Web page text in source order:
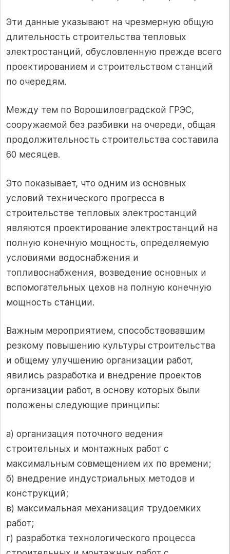
Эти данные указывают на чрезмерную общую
длительность строительства тепловых
электростанций, обусловленную прежде всего
проектированием и строительством станций
по очередям.
Между тем по Ворошиловградской ГРЭС,
сооружаемой без разбивки на очереди, общая
продолжительность строительства составила
60 месяцев.
Это показывает, что одним из основных
условий технического прогресса в
строительстве тепловых электростанций
являются проектирование электростанций на
полную конечную мощность, определяемую
условиями водоснабжения и
топливоснабжения, возведение основных и
вспомогательных цехов на полную конечную
мощность станции.
Важным мероприятием, способствовавшим
резкому повышению культуры строительства
и общему улучшению организации работ,
явились разработка и внедрение проектов
организации работ, в основу которых были
положены следующие принципы:
а) организация поточного ведения
строительных и монтажных работ с
максимальным совмещением их по времени;
б) внедрение индустриальных методов и
конструкций;
в) максимальная механизация трудоемких
работ;
г) разработка технологического процесса